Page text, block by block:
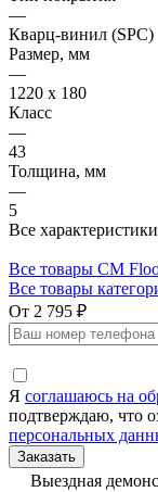
—
Кварц-винил (SPC)
Размер, мм
—
1220 х 180
Класс
—
43
Толщина, мм
—
5
Все характеристики
Все товары CM
Все товары
От 2 795 ₽
Я соглашаюсь на
подтверждаю, что
персональных
Выездная